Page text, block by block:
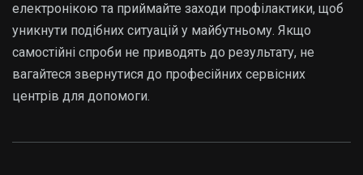
електронікою та приймайте заходи профілактики, щоб
уникнути подібних ситуацій у майбутньому. Якщо
самостійні спроби не приводять до результату, не
вагайтеся звернутися до професійних сервісних
центрів для допомоги.